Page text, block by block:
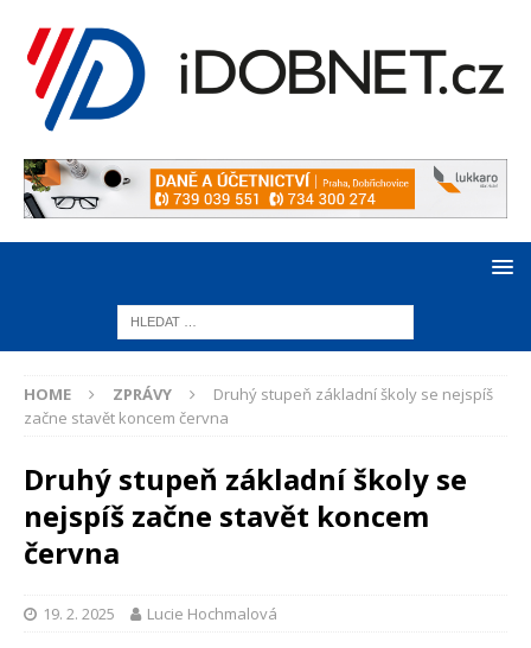
HOME ZPRÁVY
Druhý stupeň základní školy se nejspíš
začne stavět koncem června
Druhý stupeň základní školy se
nejspíš začne stavět koncem
června
19. 2. 2025 Lucie Hochmalová